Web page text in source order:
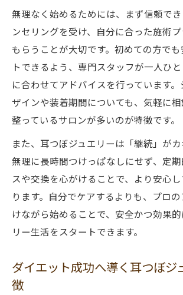
魅力
耳つぼジュエリーで感じる日
感
ダイエットと美容を叶える新しい
耳つぼジュエリーで美容とダ
立法
新潟で耳つぼジュエリーが注
耳つぼダイエットの最新トレ
説
耳つぼジュエリーを活用した
り
ダイエットと耳つぼジュエリ
とは
耳つぼジュエリー 自分で貼る
無理なく始めるためには、まず信頼で
ンセリングを受け、自分に合った施術
もらうことが大切です。初めての方で
トできるよう、専門スタッフが一人ひ
に合わせてアドバイスを行っています
ザインや装着期間についても、気軽に
整っているサロンが多いのが特徴です。
また、耳つぼジュエリーは「継続」がカ
無理に長時間つけっぱなしにせず、定
スや交換を心がけることで、より安心
ります。自分でケアするよりも、プロ
けながら始めることで、安全かつ効果
リー生活をスタートできます。
ダイエット成功へ導く耳つぼジ
徴